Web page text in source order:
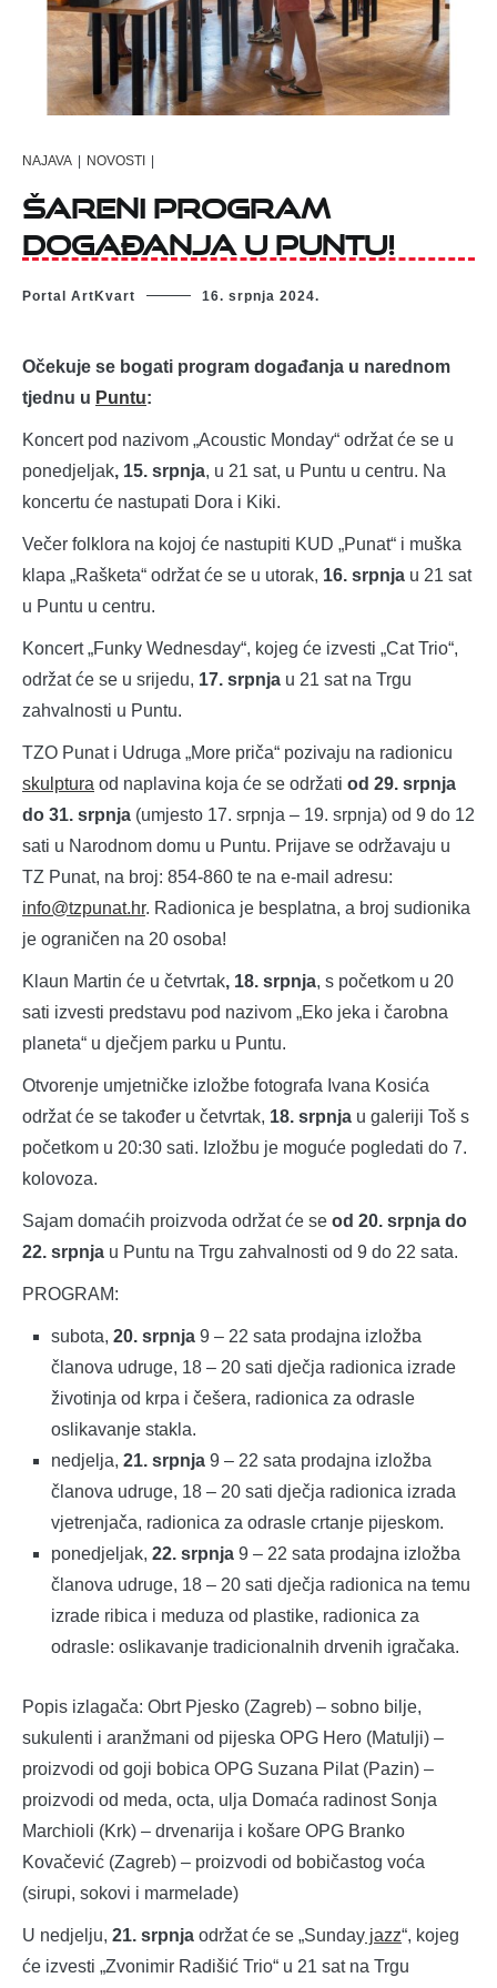
NAJAVA | NOVOSTI |
Šareni program
događanja u Puntu!
Portal ArtKvart 16. srpnja 2024.
Očekuje se bogati program događanja u narednom
tjednu u Puntu:
Koncert pod nazivom „Acoustic Monday“ održat će se u
ponedjeljak, 15. srpnja, u 21 sat, u Puntu u centru. Na
koncertu će nastupati Dora i Kiki.
Večer folklora na kojoj će nastupiti KUD „Punat“ i muška
klapa „Rašketa“ održat će se u utorak, 16. srpnja u 21 sat
u Puntu u centru.
Koncert „Funky Wednesday“, kojeg će izvesti „Cat Trio“,
održat će se u srijedu, 17. srpnja u 21 sat na Trgu
zahvalnosti u Puntu.
TZO Punat i Udruga „More priča“ pozivaju na radionicu
skulptura od naplavina koja će se održati od 29. srpnja
do 31. srpnja (umjesto 17. srpnja – 19. srpnja) od 9 do 12
sati u Narodnom domu u Puntu. Prijave se održavaju u
TZ Punat, na broj: 854-860 te na e-mail adresu:
info@tzpunat.hr. Radionica je besplatna, a broj sudionika
je ograničen na 20 osoba!
Klaun Martin će u četvrtak, 18. srpnja, s početkom u 20
sati izvesti predstavu pod nazivom „Eko jeka i čarobna
planeta“ u dječjem parku u Puntu.
Otvorenje umjetničke izložbe fotografa Ivana Kosića
održat će se također u četvrtak, 18. srpnja u galeriji Toš s
početkom u 20:30 sati. Izložbu je moguće pogledati do 7.
kolovoza.
Sajam domaćih proizvoda održat će se od 20. srpnja do
22. srpnja u Puntu na Trgu zahvalnosti od 9 do 22 sata.
PROGRAM:
subota, 20. srpnja9 – 22 sata prodajna izložba
članova udruge, 18 – 20 sati dječja radionica izrade
životinja od krpa i češera, radionica za odrasle
oslikavanje stakla.
nedjelja, 21. srpnja9 – 22 sata prodajna izložba
članova udruge, 18 – 20 sati dječja radionica izrada
vjetrenjača, radionica za odrasle crtanje pijeskom.
ponedjeljak, 22. srpnja9 – 22 sata prodajna izložba
članova udruge, 18 – 20 sati dječja radionica na temu
izrade ribica i meduza od plastike, radionica za
odrasle: oslikavanje tradicionalnih drvenih igračaka.
Popis izlagača: Obrt Pjesko (Zagreb) – sobno bilje,
sukulenti i aranžmani od pijeska OPG Hero (Matulji) –
proizvodi od goji bobica OPG Suzana Pilat (Pazin) –
proizvodi od meda, octa, ulja Domaća radinost Sonja
Marchioli (Krk) – drvenarija i košare OPG Branko
Kovačević (Zagreb) – proizvodi od bobičastog voća
(sirupi, sokovi i marmelade)
U nedjelju, 21. srpnja održat će se „Sunday jazz“, kojeg
će izvesti „Zvonimir Radišić Trio“ u 21 sat na Trgu